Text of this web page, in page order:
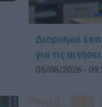
Διορισμοί
για τις
05/08/2026 -